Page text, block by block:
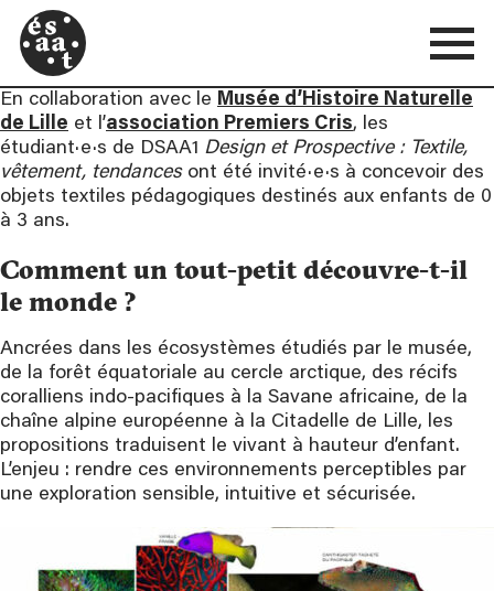
En collaboration avec le Musée d’Histoire Naturelle
de Lille et l’association Premiers Cris, les
étudiant·e·s de DSAA1 Design et Prospective : Textile,
vêtement, tendancesont été invité·e·s à concevoir des
objets textiles pédagogiques destinés aux enfants de 0
à 3 ans.
Comment un tout-petit découvre-t-il
le monde ?
Ancrées dans les écosystèmes étudiés par le musée,
de la forêt équatoriale au cercle arctique, des récifs
coralliens indo-pacifiques à la Savane africaine, de la
chaîne alpine européenne à la Citadelle de Lille, les
propositions traduisent le vivant à hauteur d’enfant.
L’enjeu : rendre ces environnements perceptibles par
une exploration sensible, intuitive et sécurisée.